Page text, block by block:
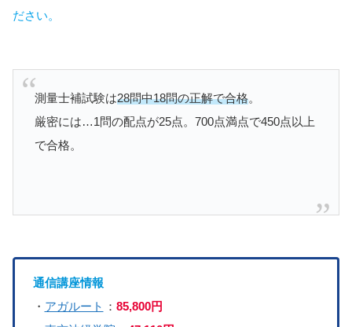
ださい。
測量士補試験は28問中18問の正解で合格。
厳密には…1問の配点が25点。700点満点で450点以上
で合格。
通信講座情報
・ アガルート ： 85,800円